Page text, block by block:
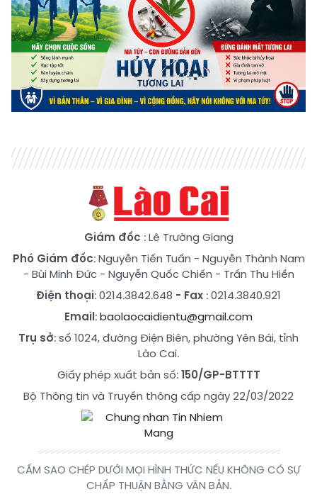
Giám đốc : Lê Trường Giang
Phó Giám đốc:Nguyễn Tiến Tuấn - Nguyễn Thành Nam
- Bùi Minh Đức- Nguyễn Quốc Chiến - Trần Thu Hiền
Điện thoại: 0214.3842.648 - Fax : 0214.3840.921
Email:baolaocaidientu@gmail.com
Trụ sở: số 1024, đường Điện Biên, phường Yên Bái, tỉnh
Lào Cai.
Giấy phép xuất bản số:150/GP-BTTTT
Bộ Thông tin và Truyền thông cấp ngày 22/03/2022
CẤM SAO CHÉP DƯỚI MỌI HÌNH THỨC NẾU KHÔNG CÓ SỰ
CHẤP THUẬN BẰNG VĂN BẢN.